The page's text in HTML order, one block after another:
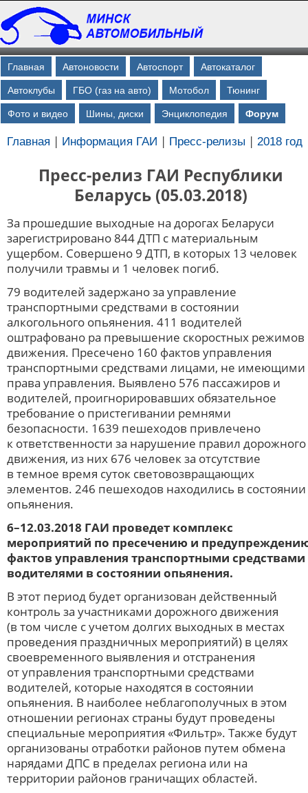
Главная Автоновости Автоспорт Автокаталог
Автоклубы ГБО (газ на авто) Мотобол Тюнинг
Фото и видео Шины, диски Энциклопедия Форум
Главная | Информация ГАИ | Пресс-релизы | 2018 год
Пресс-релиз ГАИ Республики
Беларусь (05.03.2018)
За прошедшие выходные на дорогах Беларуси
зарегистрировано 844 ДТП с материальным
ущербом. Совершено 9 ДТП, в которых 13 человек
получили травмы и 1 человек погиб.
79 водителей задержано за управление
транспортными средствами в состоянии
алкогольного опьянения. 411 водителей
оштрафовано pа превышение скоростных режимов
движения. Пресечено 160 фактов управления
транспортными средствами лицами, не имеющими
права управления. Выявлено 576 пассажиров и
водителей, проигнорировавших обязательное
требование о пристегивании ремнями
безопасности. 1639 пешеходов привлечено
к ответственности за нарушение правил дорожного
движения, из них 676 человек за отсутствие
в темное время суток световозвращающих
элементов. 246 пешеходов находились в состоянии
опьянения.
6–12.03.2018 ГАИ проведет комплекс
мероприятий по пресечению и
фактов управления транспортными средствами
водителями в состоянии опьянения.
В этот период будет организован действенный
контроль за участниками дорожного движения
(в том числе с учетом долгих выходных в местах
проведения праздничных мероприятий) в целях
своевременного выявления и отстранения
от управления транспортными средствами
водителей, которые находятся в состоянии
опьянения. В наиболее неблагополучных в этом
отношении регионах страны будут проведены
специальные мероприятия «Фильтр». Также будут
организованы отработки районов путем обмена
нарядами ДПС в пределах региона или на
территории районов граничащих областей.